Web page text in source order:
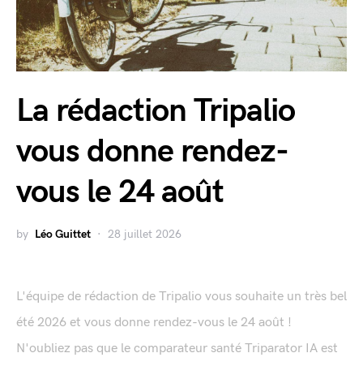
La rédaction Tripalio
vous donne rendez-
vous le 24 août
by Léo Guittet 28 juillet 2026
L'équipe de rédaction de Tripalio vous souhaite un très bel
été 2026 et vous donne rendez-vous le 24 août !
N'oubliez pas que le comparateur santé Triparator IA est